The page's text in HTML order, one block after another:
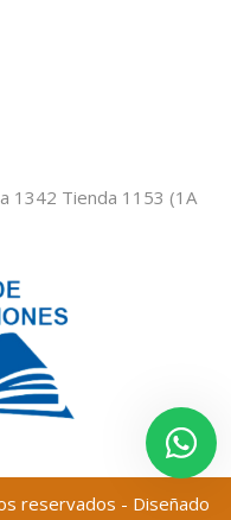
1342 Tienda 1153 (1A
reservados - Diseñado